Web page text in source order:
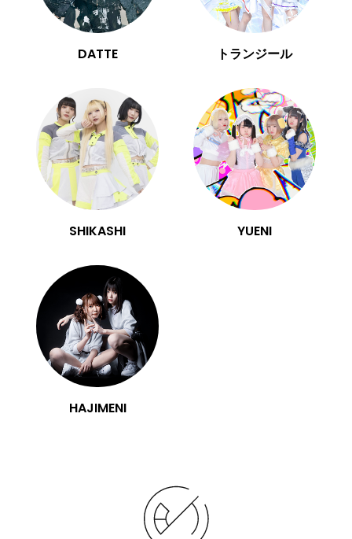
DATTE トランジール
SHIKASHI YUENI
HAJIMENI